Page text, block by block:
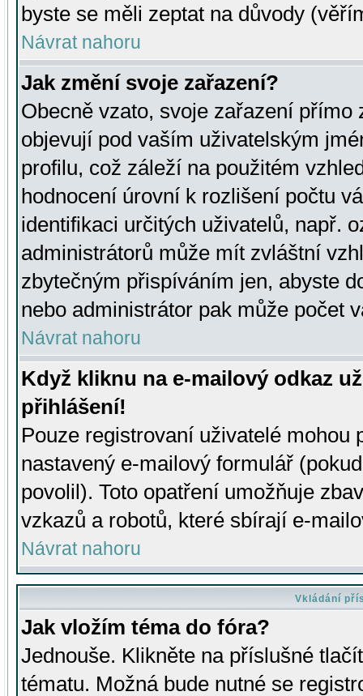
byste se měli zeptat na důvody
Návrat nahoru
Jak změní svoje zařazení?
Obecně vzato, svoje zařazení přímo
objevují pod vaším uživatelským
profilu, což záleží na použitém
hodnocení úrovní k rozlišení počtu
identifikaci určitých uživatelů, např.
administrátorů může mít zvláštní
zbytečným přispíváním jen, abyste
nebo administrátor pak může počet
Návrat nahoru
Když kliknu na e-mailový odkaz
přihlášení!
Pouze registrovaní uživatelé mohou
nastavený e-mailový formulář
povolil). Toto opatření umožňuje
vzkazů a robotů, které sbírají e-
Návrat nahoru
Vkládání
Jak vložím téma do fóra?
Jednouše. Klikněte na příslušné
tématu. Možná bude nutné se